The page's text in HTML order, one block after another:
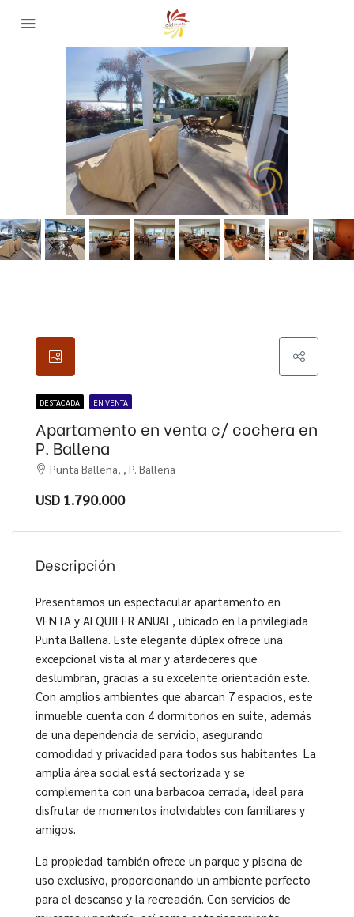
DESTACADA EN VENTA
Apartamento en venta c/ cochera en
P. Ballena
Punta Ballena, , P. Ballena
USD 1.790.000
Descripción
Presentamos un espectacular apartamento en
VENTA y ALQUILER ANUAL, ubicado en la privilegiada
Punta Ballena. Este elegante dúplex ofrece una
excepcional vista al mar y atardeceres que
deslumbran, gracias a su excelente orientación este.
Con amplios ambientes que abarcan 7 espacios, este
inmueble cuenta con 4 dormitorios en suite, además
de una dependencia de servicio, asegurando
comodidad y privacidad para todos sus habitantes. La
amplia área social está sectorizada y se
complementa con una barbacoa cerrada, ideal para
disfrutar de momentos inolvidables con familiares y
amigos.
La propiedad también ofrece un parque y piscina de
uso exclusivo, proporcionando un ambiente perfecto
para el descanso y la recreación. Con servicios de